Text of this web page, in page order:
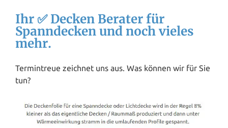
Ihr ✅ Decken Berater für
Spanndecken und noch vieles
mehr.
Termintreue zeichnet uns aus. Was können wir für Sie
tun?